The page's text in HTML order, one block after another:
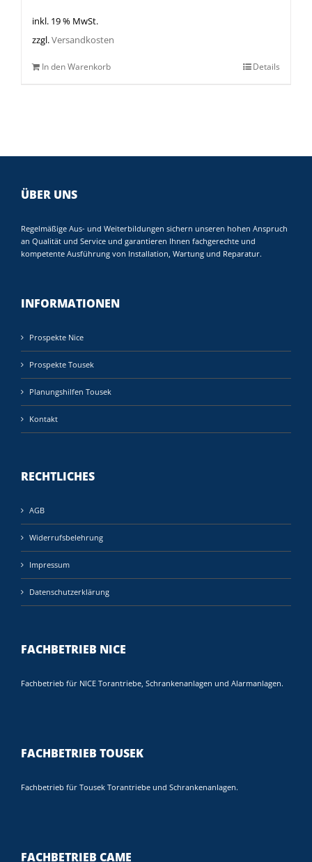
inkl. 19 % MwSt.
zzgl.Versandkosten
In den Warenkorb Details
ÜBER UNS
Regelmäßige Aus- und Weiterbildungen sichern unseren hohen Anspruch
an Qualität und Service und garantieren Ihnen fachgerechte und
kompetente Ausführung von Installation, Wartung und Reparatur.
INFORMATIONEN
Prospekte Nice
Prospekte Tousek
Planungshilfen Tousek
Kontakt
RECHTLICHES
AGB
Widerrufsbelehrung
Impressum
Datenschutzerklärung
FACHBETRIEB NICE
Fachbetrieb für NICE Torantriebe, Schrankenanlagen und Alarmanlagen.
FACHBETRIEB TOUSEK
Fachbetrieb für Tousek Torantriebe und Schrankenanlagen.
FACHBETRIEB CAME